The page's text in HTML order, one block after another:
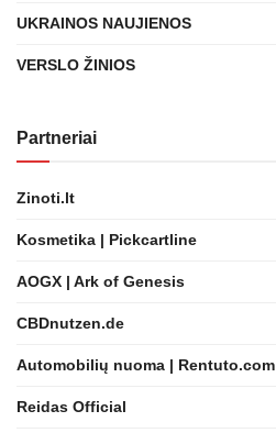
UKRAINOS NAUJIENOS
VERSLO ŽINIOS
Partneriai
Zinoti.lt
Kosmetika | Pickcartline
AOGX | Ark of Genesis
CBDnutzen.de
Automobilių nuoma | Rentuto.com
Reidas Official